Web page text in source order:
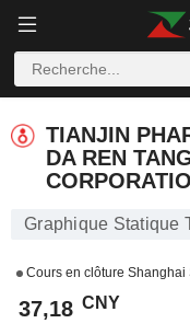
TIANJIN
DA REN
Graphique Statique
Cours en clôture Shanghai
37,18 CNY